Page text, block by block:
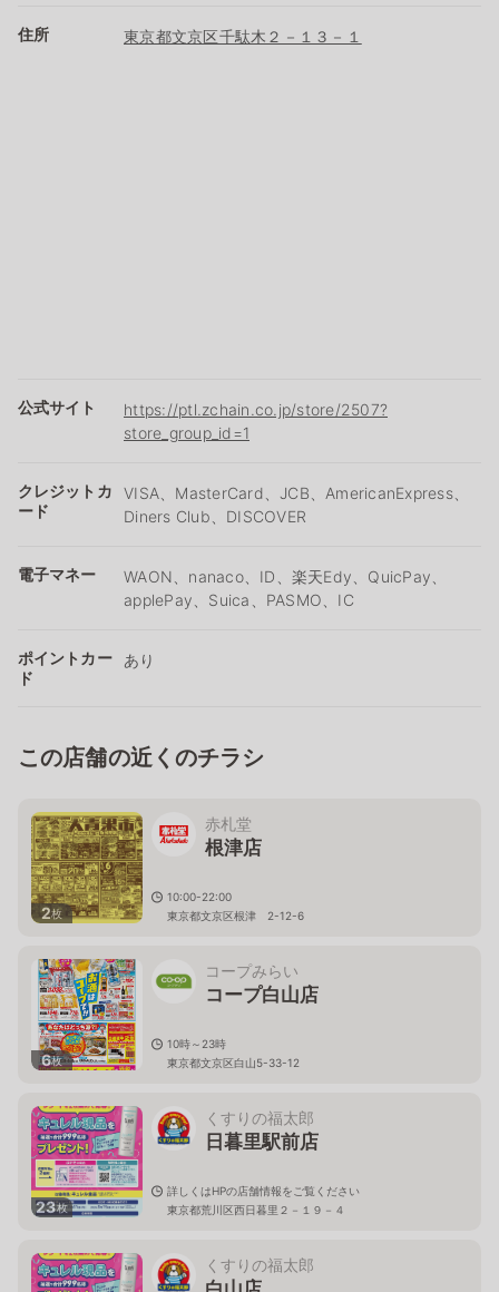
住所 東京都文京区千駄木２－１３－１
公式サイト
https://ptl.zchain.co.jp/store/2507?
store_group_id=1
クレジットカ
ード
VISA、MasterCard、JCB、AmericanExpress、
Diners Club、DISCOVER
電子マネー
WAON、nanaco、ID、楽天Edy、QuicPay、
applePay、Suica、PASMO、IC
ポイントカー
ド
あり
この店舗の近くのチラシ
2枚
赤札堂
根津店
10:00-22:00
東京都文京区根津 2-12-6
6枚
コープみらい
コープ白山店
10時～23時
東京都文京区白山5-33-12
23枚
くすりの福太郎
日暮里駅前店
詳しくはHPの店舗情報をご覧ください
東京都荒川区西日暮里２－１９－４
くすりの福太郎